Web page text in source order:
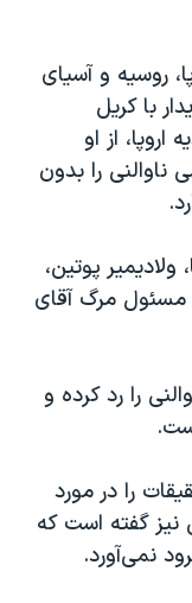
روسیه و آسیای
با کریل
از او
را بدون
پوتین،
مسئول مرگ آقای
را رد کرده و
را در مورد
نیز گفته است که
نمی‌آورد.